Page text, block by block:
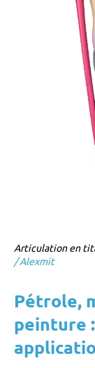
Articulation en
/ Alexmit
Pétrole,
peinture